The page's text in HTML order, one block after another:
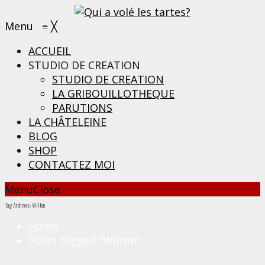
Menu ≡ ╳
ACCUEIL
STUDIO DE CREATION
STUDIO DE CREATION
LA GRIBOUILLOTHEQUE
PARUTIONS
LA CHÂTELEINE
BLOG
SHOP
CONTACTEZ MOI
MenuClose
Tag Archives: Wilton